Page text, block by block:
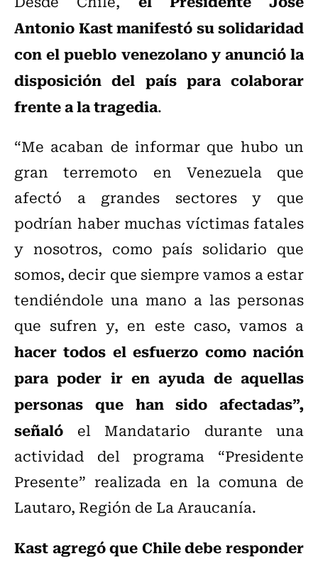
Antonio Kast manifestó su solidaridad
con el pueblo venezolano y anunció la
disposición del país para colaborar
frente a la tragedia.
“Me acaban de informar que hubo un
gran terremoto en Venezuela que
afectó a grandes sectores y que
podrían haber muchas víctimas fatales
y nosotros, como país solidario que
somos, decir que siempre vamos a estar
tendiéndole una mano a las personas
que sufren y, en este caso, vamos a
hacer todos el esfuerzo como nación
para poder ir en ayuda de aquellas
personas que han sido afectadas”,
señaló el Mandatario durante una
actividad del programa “Presidente
Presente” realizada en la comuna de
Lautaro, Región de La Araucanía.
Kast agregó que Chile debe responder